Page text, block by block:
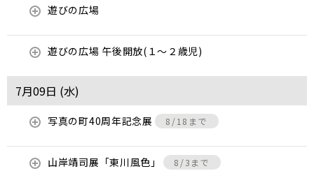
遊びの広場
遊びの広場 午後開放(１～２歳児)
7月09日 (水)
写真の町40周年記念展 8/18まで
山岸靖司展「東川風色」 8/3まで